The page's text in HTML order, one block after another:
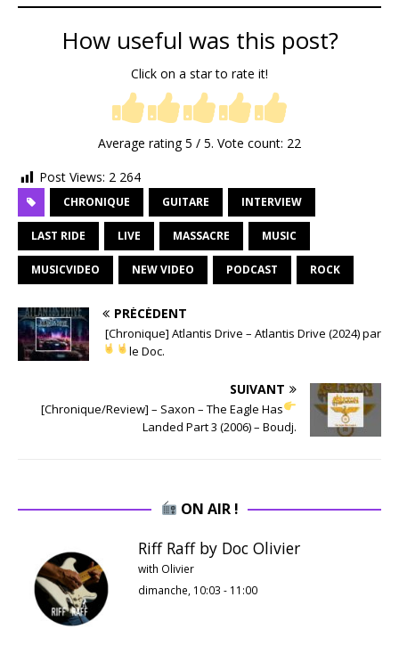
How useful was this post?
Click on a star to rate it!
Average rating5 / 5. Vote count: 22
Post Views: 2 264
CHRONIQUE GUITARE INTERVIEW
LAST RIDE LIVE MASSACRE MUSIC
MUSICVIDEO NEW VIDEO PODCAST ROCK
PRÉCÉDENT
[Chronique] Atlantis Drive – Atlantis Drive (2024) par
le Doc.
SUIVANT
[Chronique/Review] – Saxon – The Eagle Has
Landed Part 3 (2006) – Boudj.
ON AIR !
Riff Raff by Doc Olivier
with Olivier
dimanche, 10:03 - 11:00